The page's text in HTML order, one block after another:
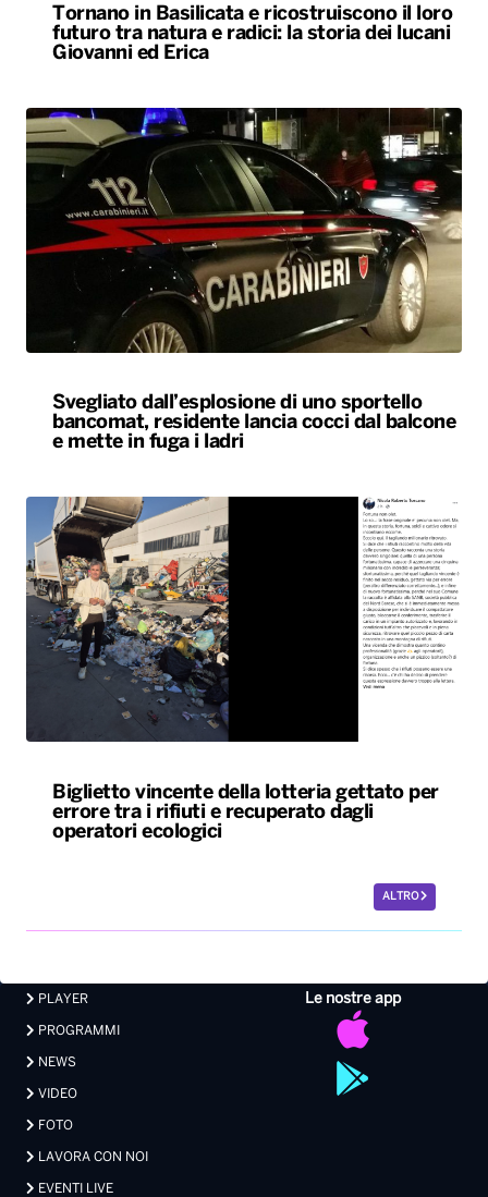
Tornano in Basilicata e ricostruiscono il loro
futuro tra natura e radici: la storia dei lucani
Giovanni ed Erica
Svegliato dall’esplosione di uno sportello
bancomat, residente lancia cocci dal balcone
e mette in fuga i ladri
Biglietto vincente della lotteria gettato per
errore tra i rifiuti e recuperato dagli
operatori ecologici
ALTRO
Le nostre app
PLAYER
PROGRAMMI
NEWS
VIDEO
FOTO
LAVORA CON NOI
EVENTI LIVE